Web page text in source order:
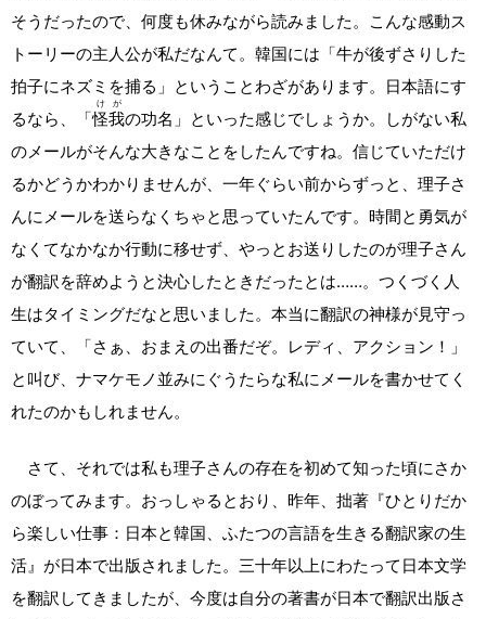
そうだったので、何度も休みながら読みました。こんな感動ス
トーリーの主人公が私だなんて。韓国には「牛が後ずさりした
拍子にネズミを捕る」ということわざがあります。日本語にす
るなら、「怪
け
我
が
の功名」といった感じでしょうか。しがない私
のメールがそんな大きなことをしたんですね。信じていただけ
るかどうかわかりませんが、一年ぐらい前からずっと、理子さ
んにメールを送らなくちゃと思っていたんです。時間と勇気が
なくてなかなか行動に移せず、やっとお送りしたのが理子さん
が翻訳を辞めようと決心したときだったとは……。つくづく人
生はタイミングだなと思いました。本当に翻訳の神様が見守っ
ていて、「さぁ、おまえの出番だぞ。レディ、アクション！」
と叫び、ナマケモノ並みにぐうたらな私にメールを書かせてく
れたのかもしれません。
さて、それでは私も理子さんの存在を初めて知った頃にさか
のぼってみます。おっしゃるとおり、昨年、拙著『ひとりだか
ら楽しい仕事：日本と韓国、ふたつの言語を生きる翻訳家の生
活』が日本で出版されました。三十年以上にわたって日本文学
を翻訳してきましたが、今度は自分の著書が日本で翻訳出版さ